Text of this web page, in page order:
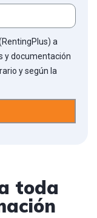
a
y documentación
y según la
toda